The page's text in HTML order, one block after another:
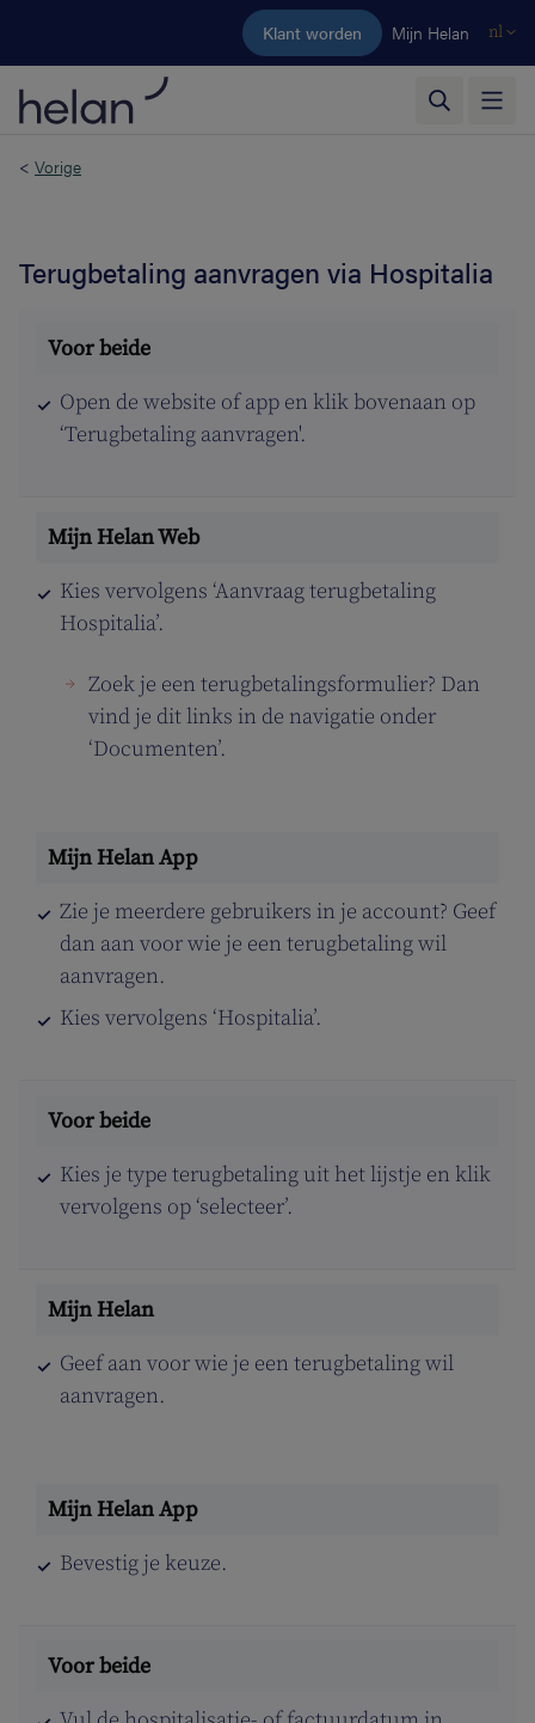
Ga naar de hoofdinhoud
Klant worden Mijn Helan nl
< Vorige
Terugbetaling aanvragen via Hospitalia
Open de website of app en klik bovenaan op
‘Terugbetaling aanvragen'.
Kies vervolgens ‘Aanvraag terugbetaling
Hospitalia’.
Zoek je een terugbetalingsformulier? Dan
vind je dit links in de navigatie onder
‘Documenten’.
Zie je meerdere gebruikers in je account? Geef
dan aan voor wie je een terugbetaling wil
aanvragen.
Kies vervolgens ‘Hospitalia’.
Kies je type terugbetaling uit het lijstje en klik
vervolgens op ‘selecteer’.
Geef aan voor wie je een terugbetaling wil
aanvragen.
Bevestig je keuze.